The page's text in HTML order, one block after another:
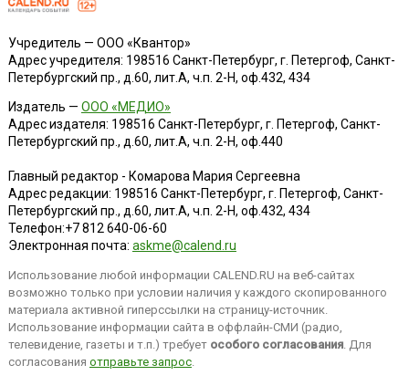
Учредитель — ООО «Квантор»
Адрес учредителя: 198516 Санкт-Петербург, г. Петергоф, Санкт-
Петербургский пр., д.60, лит.А, ч.п. 2-Н, оф.432, 434
Издатель — ООО «МЕДИО»
Адрес издателя: 198516 Санкт-Петербург, г. Петергоф, Санкт-
Петербургский пр., д.60, лит.А, ч.п. 2-Н, оф.440
Главный редактор - Комарова Мария Сергеевна
Адрес редакции: 198516 Санкт-Петербург, г. Петергоф, Санкт-
Петербургский пр., д.60, лит.А, ч.п. 2-Н, оф.432, 434
Телефон:+7 812 640-06-60
Электронная почта: askme@calend.ru
Использование любой информации CALEND.RU на веб-сайтах
возможно только при условии наличия у каждого скопированного
материала активной гиперссылки на страницу-источник.
Использование информации сайта в оффлайн-СМИ (радио,
телевидение, газеты и т.п.) требует особого согласования. Для
согласования отправьте запрос.